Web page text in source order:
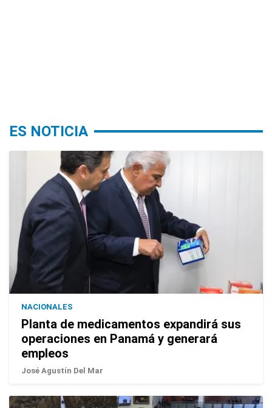
ES NOTICIA
NACIONALES
Planta de medicamentos expandirá sus
operaciones en Panamá y generará
empleos
José Agustín Del Mar